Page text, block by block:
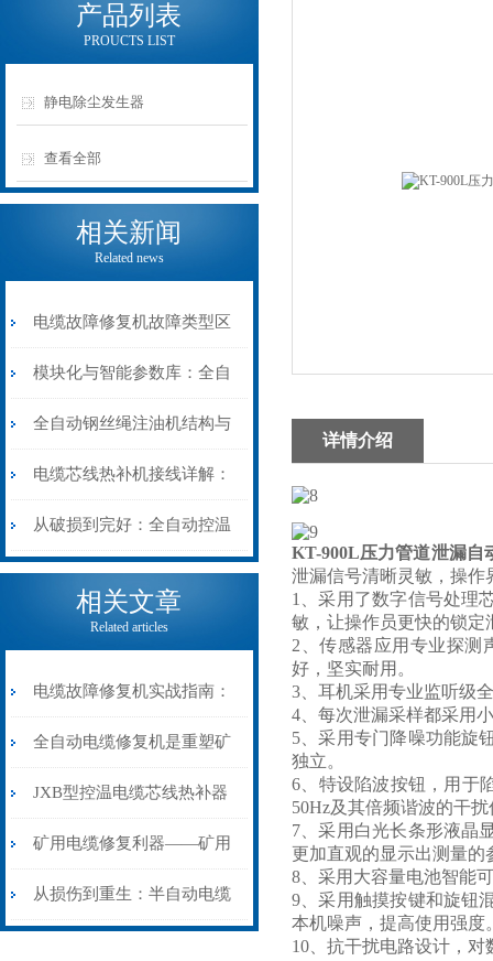
产品列表
PROUCTS LIST
静电除尘发生器
查看全部
相关新闻
Related news
电缆故障修复机故障类型区
分指南：从“绝缘电
阻”到“波形特征”的精准诊
断逻辑
模块化与智能参数库：全自
动电缆修复机的快速换型逻
辑
全自动钢丝绳注油机结构与
工作原理：揭秘高效润滑的
机械密码
电缆芯线热补机接线详解：
从入门到精通
从破损到完好：全自动控温
电缆热补机的核心价值
相关文章
Related articles
电缆故障修复机实战指南：
从“盲测”到“精确定点”的三
步作业法
全自动电缆修复机是重塑矿
山电力动脉的“智能外科医
生”
JXB型控温电缆芯线热补器
安装与接线：精准修复的工
艺基石
矿用电缆修复利器——矿用
电缆热补机智能控温，安全
从损伤到重生：半自动电缆
详情介绍
KT-900L压力管道泄漏自
泄漏信号清晰灵敏，操作
1、采用了数字信号处理
敏，让操作员更快的锁定
2、传感器应用专业探测
好，坚实耐用。
3、耳机采用专业监听级
4、每次泄漏采样都采用
5、采用专门降噪功能旋
独立。
6、特设陷波按钮，用于
50Hz及其倍频谐波的干
7、采用白光长条形液晶
更加直观的显示出测量的
8、采用大容量电池智能
9、采用触摸按键和旋钮
本机噪声，提高使用强度
10、抗干扰电路设计，